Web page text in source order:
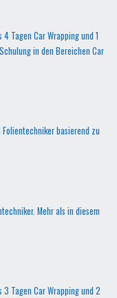
Tagen Car Wrapping und 1
in den Bereichen Car
basierend zu
Mehr als in diesem
Tagen Car Wrapping und 2